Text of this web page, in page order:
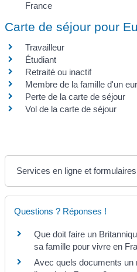
France
Carte de séjour pour
Travailleur
Étudiant
Retraité ou inactif
Membre de la famille d'un
Perte de la carte de séjour
Vol de la carte de séjour
Services en ligne et formulaires
Questions ? Réponses !
Que doit faire un
sa famille pour vivre en
Avec quels documents un